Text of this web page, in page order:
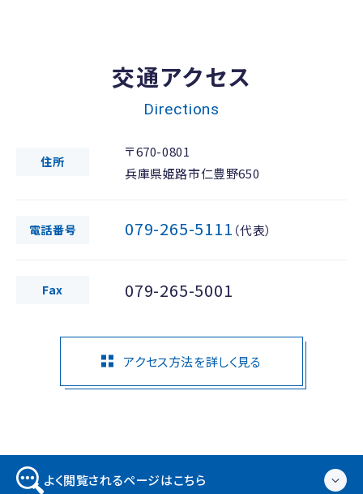
交通アクセス
Directions
住所
〒670-0801
兵庫県姫路市仁豊野650
電話番号 079-265-5111 （代表）
Fax 079-265-5001
アクセス方法を詳しく見る
よく閲覧されるページはこちら